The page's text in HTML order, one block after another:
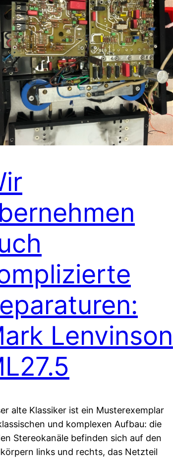
Lenvinson
alte Klassiker ist ein Musterexemplar
und komplexen Aufbau: die
Stereokanäle befinden sich auf den
links und rechts, das Netzteil